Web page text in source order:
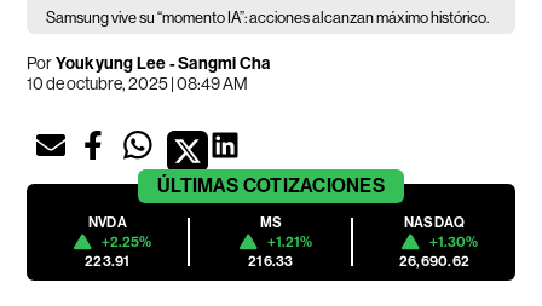
Samsung vive su “momento IA”: acciones alcanzan máximo histórico.
PorYoukyung Lee - Sangmi Cha
10 de octubre, 2025 | 08:49 AM
ÚLTIMAS COTIZACIONES
NVDA
+2.25%
223.91
MS
+1.21%
216.33
NASDAQ
+1.30%
26,690.62